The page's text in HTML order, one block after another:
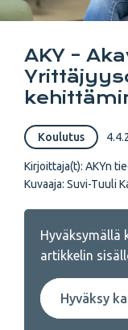
AKY –
Koulutus
Kirjoittaja(t): AKYn
Kuvaaja: Suvi-Tuuli
Hyväksymällä
artikkelin
Hyväksy